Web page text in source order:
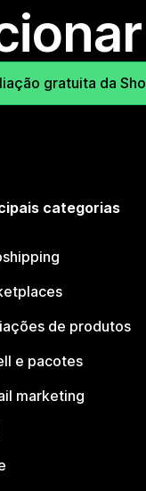
gratuita da
categorias
de produtos
e pacotes
marketing